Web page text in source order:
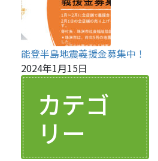
能登半島地震義援金募集中！
2024年1月15日
カテゴ
リー